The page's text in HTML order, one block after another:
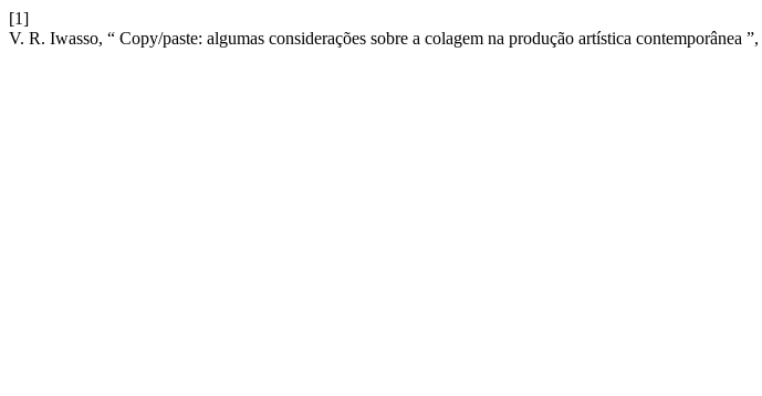
[1]
V. R. Iwasso, “ Copy/paste: algumas considerações sobre a colagem na produção artística contemporânea ”,